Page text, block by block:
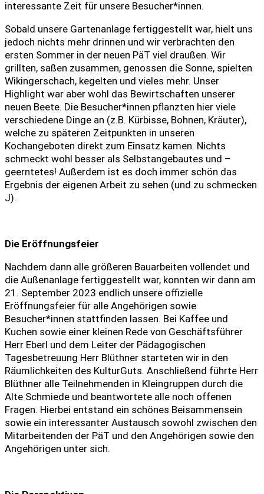
interessante Zeit für unsere Besucher*innen.
Sobald unsere Gartenanlage fertiggestellt war, hielt uns
jedoch nichts mehr drinnen und wir verbrachten den
ersten Sommer in der neuen PäT viel draußen. Wir
grillten, saßen zusammen, genossen die Sonne, spielten
Wikingerschach, kegelten und vieles mehr. Unser
Highlight war aber wohl das Bewirtschaften unserer
neuen Beete. Die Besucher*innen pflanzten hier viele
verschiedene Dinge an (z.B. Kürbisse, Bohnen, Kräuter),
welche zu späteren Zeitpunkten in unseren
Kochangeboten direkt zum Einsatz kamen. Nichts
schmeckt wohl besser als Selbstangebautes und –
geerntetes! Außerdem ist es doch immer schön das
Ergebnis der eigenen Arbeit zu sehen (und zu schmecken
J).
Die Eröffnungsfeier
Nachdem dann alle größeren Bauarbeiten vollendet und
die Außenanlage fertiggestellt war, konnten wir dann am
21. September 2023 endlich unsere offizielle
Eröffnungsfeier für alle Angehörigen sowie
Besucher*innen stattfinden lassen. Bei Kaffee und
Kuchen sowie einer kleinen Rede von Geschäftsführer
Herr Eberl und dem Leiter der Pädagogischen
Tagesbetreuung Herr Blüthner starteten wir in den
Räumlichkeiten des KulturGuts. Anschließend führte Herr
Blüthner alle Teilnehmenden in Kleingruppen durch die
Alte Schmiede und beantwortete alle noch offenen
Fragen. Hierbei entstand ein schönes Beisammensein
sowie ein interessanter Austausch sowohl zwischen den
Mitarbeitenden der PäT und den Angehörigen sowie den
Angehörigen unter sich.